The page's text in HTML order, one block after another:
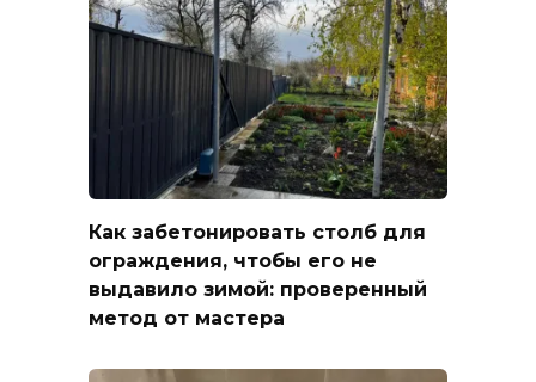
Как забетонировать столб для
ограждения, чтобы его не
выдавило зимой: проверенный
метод от мастера